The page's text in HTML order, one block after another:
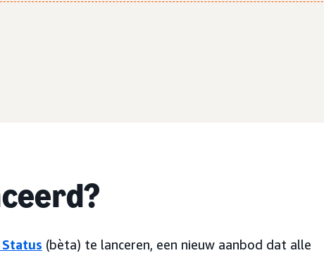
(bèta) te lanceren, een nieuw aanbod dat alle